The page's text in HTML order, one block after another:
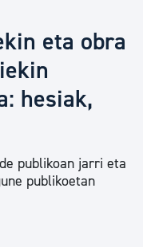
eta obra
hesiak,
publikoan jarri eta
publikoetan